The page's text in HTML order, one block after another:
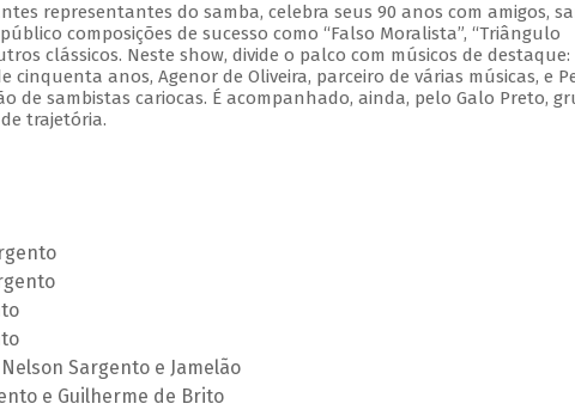
representantes do samba, celebra seus 90 anos com amigos,
composições de sucesso como “Falso Moralista”, “Triângulo
clássicos. Neste show, divide o palco com músicos de destaque:
cinquenta anos, Agenor de Oliveira, parceiro de várias músicas, e
de sambistas cariocas. É acompanhado, ainda, pelo Galo Preto,
trajetória.
Sargento e Jamelão
e Guilherme de Brito